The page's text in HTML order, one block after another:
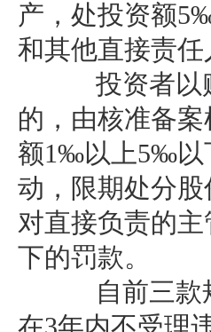
产，处投资额
和其他直接责
投资者以贿
的，由核准备
额1‰以上5‰以
动，限期处分
对直接负责的
下的罚款。
自前三款规